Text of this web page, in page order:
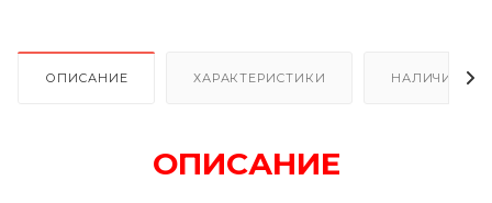
ОПИСАНИЕ ХАРАКТЕРИСТИКИ НАЛИЧИЕ
ОПИСАНИЕ